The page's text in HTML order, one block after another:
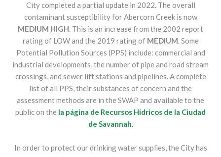
City completed a partial update in 2022. The overall
contaminant susceptibility for Abercorn Creek is now
MEDIUM HIGH. This is an increase from the 2002 report
rating of LOW and the 2019 rating of MEDIUM. Some
Potential Pollution Sources (PPS) include: commercial and
industrial developments, the number of pipe and road stream
crossings, and sewer lift stations and pipelines. A complete
list of all PPS, their substances of concern and the
assessment methods are in the SWAP and available to the
public on the la página de Recursos Hídricos de la Ciudad
de Savannah.
In order to protect our drinking water supplies, the City has